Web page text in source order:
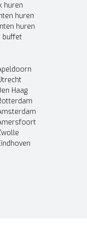
huren
huren
huren
buffet
Haag